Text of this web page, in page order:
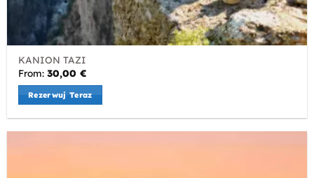
KANION TAZI
From:30,00€
Rezerwuj Teraz